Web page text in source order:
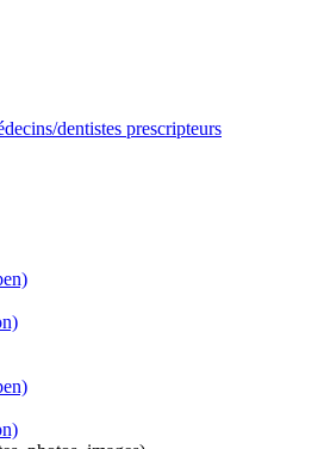
dentistes prescripteurs